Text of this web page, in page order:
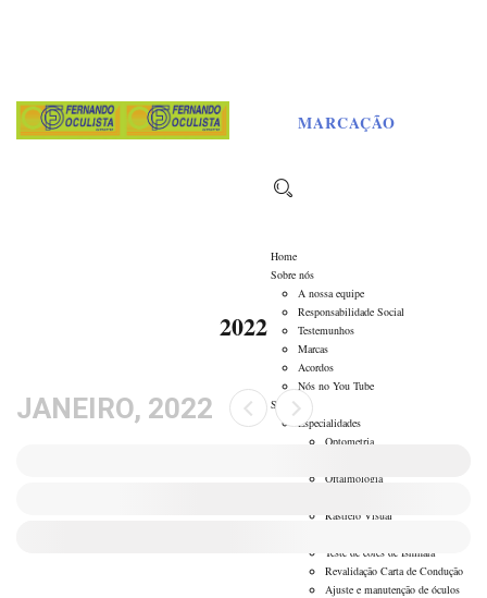
MARCAÇÃO
Home
Sobre nós
A nossa equipe
Responsabilidade Social
Testemunhos
Marcas
Acordos
Nós no You Tube
Serviços
Especialidades
Optometria
Oftalmologia
Rastreio Visual
Teste de cores de Ishihara
Revalidação Carta de Condução
Ajuste e manutenção de óculos
2022
JANEIRO, 2022